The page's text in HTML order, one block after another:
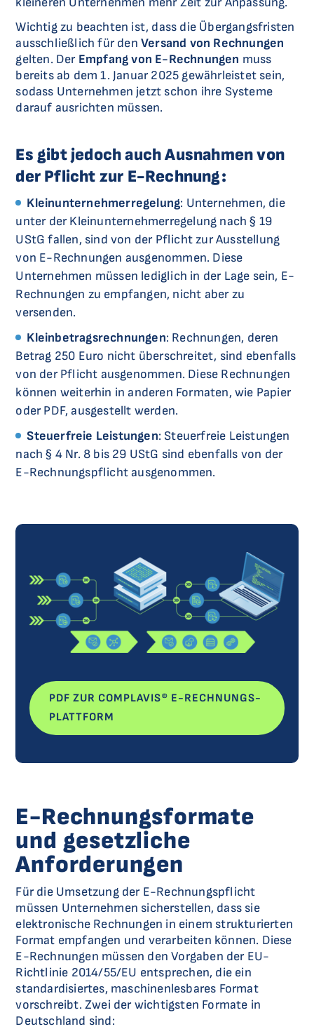
Wichtig zu beachten ist, dass die Übergangsfristen
ausschließlich für denVersand von Rechnungen
gelten. Der Empfang von E-Rechnungen muss
bereits ab dem 1. Januar 2025 gewährleistet sein,
sodass Unternehmen jetzt schon ihre Systeme
darauf ausrichten müssen.
Es gibt jedoch auch Ausnahmen von
der Pflicht zur E-Rechnung:
Kleinunternehmerregelung: Unternehmen, die
unter der Kleinunternehmerregelung nach § 19
UStG fallen, sind von der Pflicht zur Ausstellung
von E-Rechnungen ausgenommen. Diese
Unternehmen müssen lediglich in der Lage sein, E-
Rechnungen zu empfangen, nicht aber zu
versenden.
Kleinbetragsrechnungen: Rechnungen, deren
Betrag 250 Euro nicht überschreitet, sind ebenfalls
von der Pflicht ausgenommen. Diese Rechnungen
können weiterhin in anderen Formaten, wie Papier
oder PDF, ausgestellt werden.
Steuerfreie Leistungen: Steuerfreie Leistungen
nach § 4 Nr. 8 bis 29 UStG sind ebenfalls von der
E-Rechnungspflicht ausgenommen.
PDF ZUR COMPLAVIS® E-RECHNUNGS-
PLATTFORM
E-Rechnungsformate
und gesetzliche
Anforderungen
Für die Umsetzung der E-Rechnungspflicht
müssen Unternehmen sicherstellen, dass sie
elektronische Rechnungen in einem strukturierten
Format empfangen und verarbeiten können. Diese
E-Rechnungen müssen den Vorgaben der EU-
Richtlinie 2014/55/EU entsprechen, die ein
standardisiertes, maschinenlesbares Format
vorschreibt. Zwei der wichtigsten Formate in
Deutschland sind: